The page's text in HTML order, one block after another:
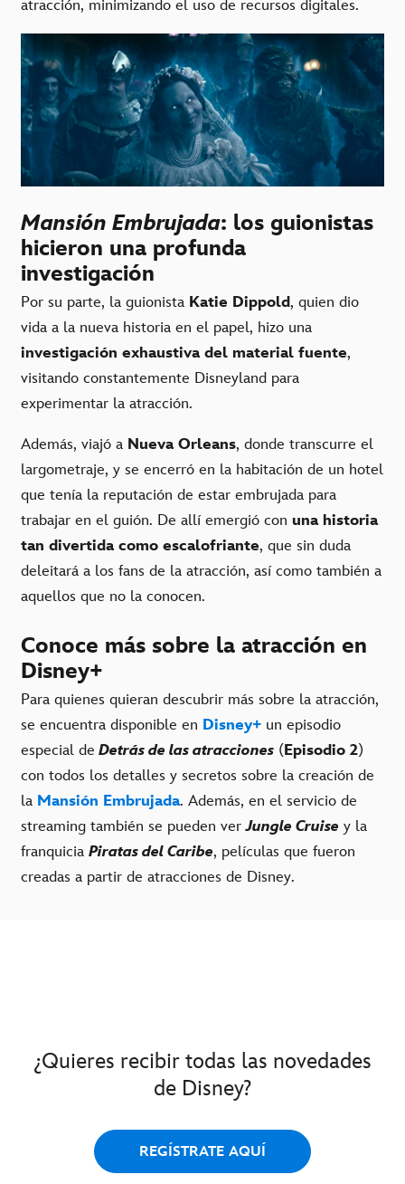
atracción, minimizando el uso de recursos digitales.
Mansión Embrujada: los guionistas
hicieron una profunda
investigación
Por su parte, la guionista Katie Dippold, quien dio
vida a la nueva historia en el papel, hizo una
investigación exhaustiva del material fuente,
visitando constantemente Disneyland para
experimentar la atracción.
Además, viajó a Nueva Orleans, donde transcurre el
largometraje, y se encerró en la habitación de un hotel
que tenía la reputación de estar embrujada para
trabajar en el guión. De allí emergió con una historia
tan divertida como escalofriante, que sin duda
deleitará a los fans de la atracción, así como también a
aquellos que no la conocen.
Conoce más sobre la atracción en
Disney+
Para quienes quieran descubrir más sobre la atracción,
se encuentra disponible en Disney+ un episodio
especial de Detrás de las atracciones (Episodio 2)
con todos los detalles y secretos sobre la creación de
la Mansión Embrujada. Además, en el servicio de
streaming también se pueden verJungle Cruise y la
franquicia Piratas del Caribe, películas que fueron
creadas a partir de atracciones de Disney.
¿Quieres recibir todas las novedades
de Disney?
REGÍSTRATE AQUÍ